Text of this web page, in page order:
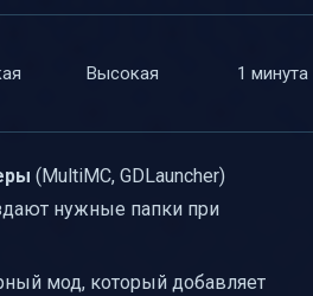
Высокая 1 минута
(MultiMC, GDLauncher)
нужные папки при
мод, который добавляет